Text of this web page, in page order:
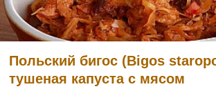
Польский бигос (Bigos
тушеная капуста с мясом